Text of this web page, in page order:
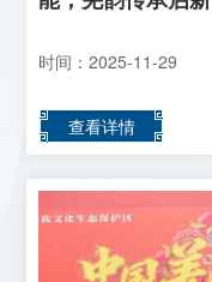
时间：2025-11-29
查看详情